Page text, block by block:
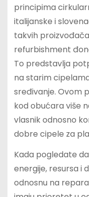
principima
italijanske i
takvih
refurbishment
To predstavlja
na starim
sređivanje. Ovom
kod obućara više
vlasnik odnosno
dobre cipele za
Kada pogledate
energije, resursa i
odnosnu na